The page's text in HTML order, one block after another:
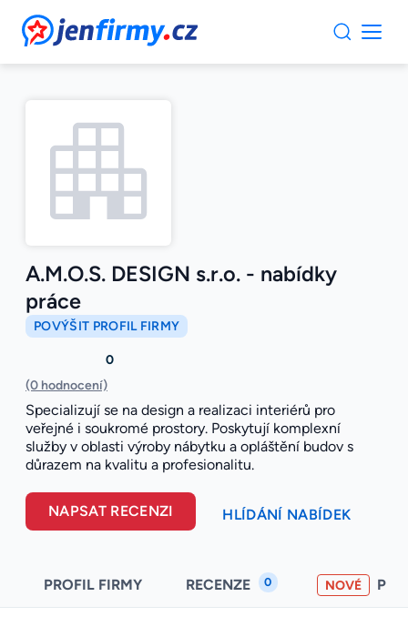
JenFirmy.cz
A.M.O.S. DESIGN s.r.o. - nabídky
práce
POVÝŠIT PROFIL FIRMY
0
(0 hodnocení)
Specializují se na design a realizaci interiérů pro
veřejné i soukromé prostory. Poskytují komplexní
služby v oblasti výroby nábytku a opláštění budov s
důrazem na kvalitu a profesionalitu.
NAPSAT RECENZI HLÍDÁNÍ NABÍDEK
PROFIL FIRMY RECENZE 0 NOVÉ